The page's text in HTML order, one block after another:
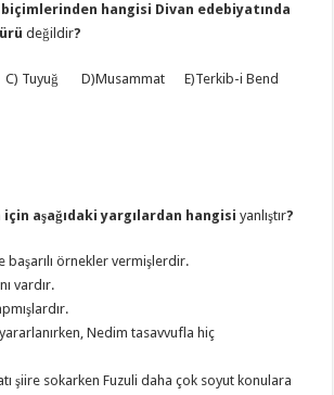
biçimlerinden hangisi Divan edebiyatında
değildir?
Tuyuğ D)Musammat E)Terkib-i Bend
için aşağıdaki yargılardan hangisiyanlıştır?
başarılı örnekler vermişlerdir.
vardır.
Nedim tasavvufla hiç
şiire sokarken Fuzuli daha çok soyut konulara